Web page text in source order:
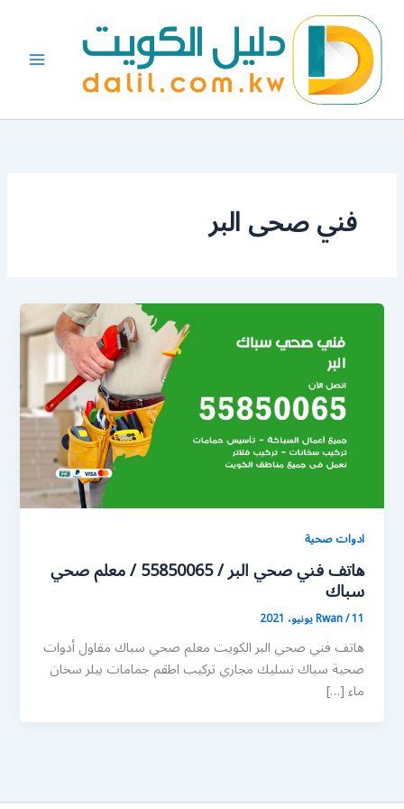
المحتوى
فني صحى البر
ادوات صحية
هاتف فني صحي البر / 55850065 / معلم صحي
سباك
Rwan/11 يونيو، 2021
هاتف فني صحي البر الكويت معلم صحي سباك مقاول أدوات
صحية سباك تسليك مجاري تركيب اطقم جمامات بيلر سخان
ماء […]